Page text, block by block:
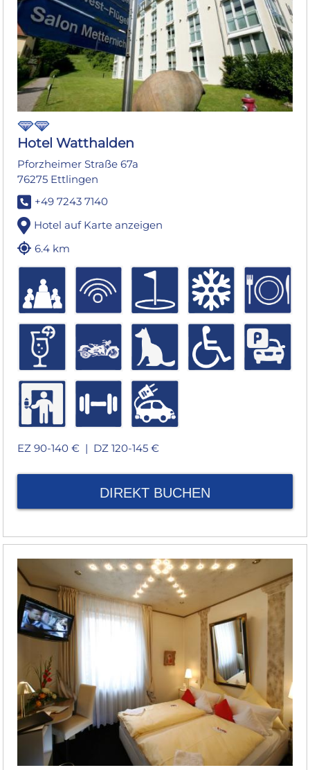
Hotel Watthalden
Pforzheimer Straße 67a
76275 Ettlingen
+49 7243 7140
Hotel auf Karte anzeigen
6.4 km
EZ 90-140 € | DZ 120-145 €
DIREKT BUCHEN